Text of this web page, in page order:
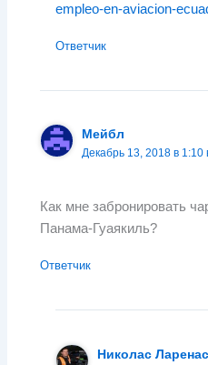
empleo-en-aviacion-
Ответчик
Мейбл
Декабрь 13, 2018 в 1:10
Как мне забронировать
Панама-Гуаякиль?
Ответчик
Николас Ларенас